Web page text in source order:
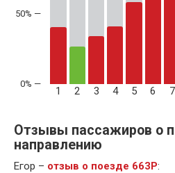
50% —
1 2 3 4 5 6 7
Отзывы пассажиров о
направлению
Егор – отзыв о поезде 663Р: